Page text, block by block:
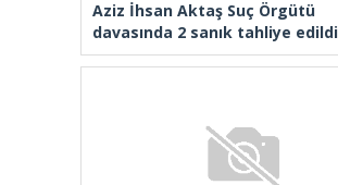
davasında 2 sanık tahliye edildi